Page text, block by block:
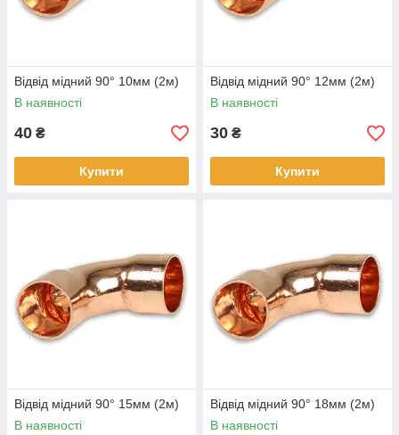
Відвід мідний 90° 10мм (2м)
В наявності
40 ₴
Купити
Відвід мідний 90° 12мм (2м)
В наявності
30 ₴
Купити
Відвід мідний 90° 15мм (2м)
В наявності
Відвід мідний 90° 18мм (2м)
В наявності